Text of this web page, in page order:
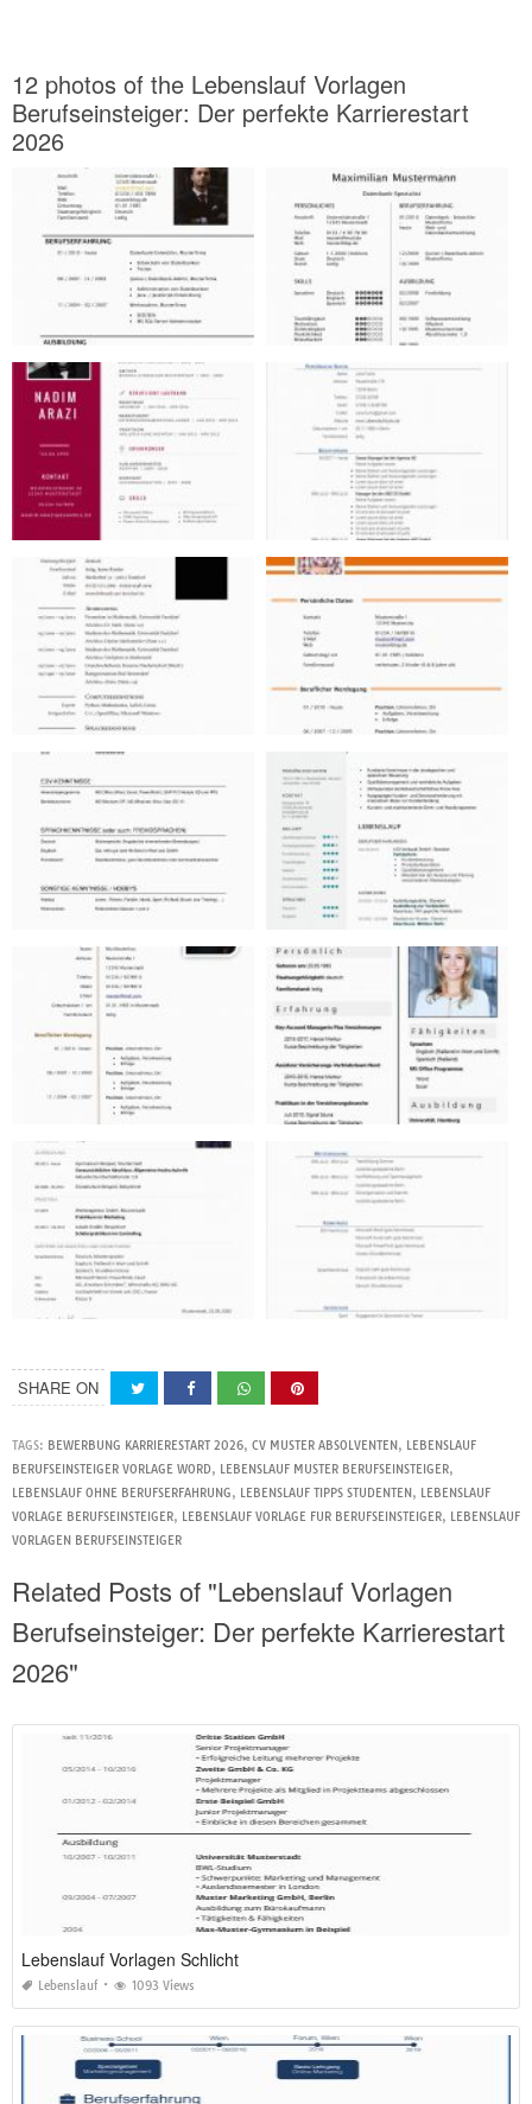
12 photos of the Lebenslauf Vorlagen
Berufseinsteiger: Der perfekte Karrierestart
2026
SHARE ON
TAGS: BEWERBUNG KARRIERESTART 2026, CV MUSTER ABSOLVENTEN , LEBENSLAUF
BERUFSEINSTEIGER VORLAGE WORD, LEBENSLAUF MUSTER BERUFSEINSTEIGER,
LEBENSLAUF OHNE BERUFSERFAHRUNG, LEBENSLAUF TIPPS STUDENTEN , LEBENSLAUF
VORLAGE BERUFSEINSTEIGER, LEBENSLAUF VORLAGE FUR BERUFSEINSTEIGER, LEBENSLAUF
VORLAGEN BERUFSEINSTEIGER
Related Posts of "Lebenslauf Vorlagen
Berufseinsteiger: Der perfekte Karrierestart
2026"
Lebenslauf Vorlagen Schlicht
Lebenslauf 1093 Views